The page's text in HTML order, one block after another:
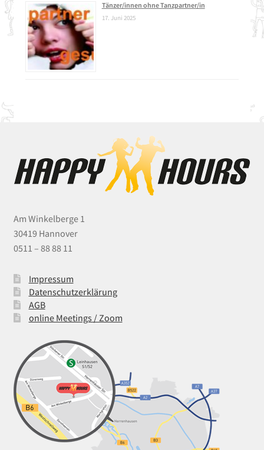
Tänzer/innen ohne Tanzpartner/in
17. Juni 2025
Am Winkelberge 1
30419 Hannover
0511 – 88 88 11
Impressum
Datenschutzerklärung
AGB
online Meetings / Zoom